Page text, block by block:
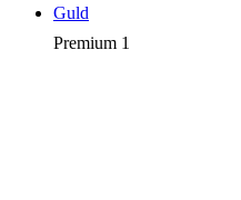
Premium 1
Guld